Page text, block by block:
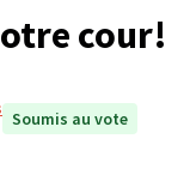
cour!
Soumis au vote